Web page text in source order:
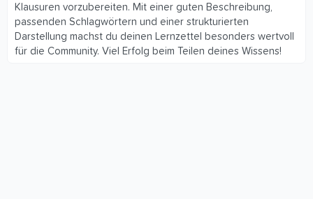
Klausuren vorzubereiten. Mit einer guten Beschreibung,
passenden Schlagwörtern und einer strukturierten
Darstellung machst du deinen Lernzettel besonders wertvoll
für die Community. Viel Erfolg beim Teilen deines Wissens!